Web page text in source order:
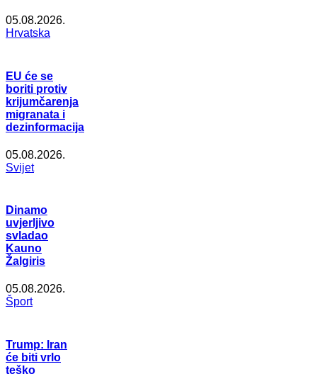
05.08.2026.
Hrvatska
EU će se
boriti protiv
krijumčarenja
migranata i
dezinformacija
05.08.2026.
Svijet
Dinamo
uvjerljivo
svladao
Kauno
Žalgiris
05.08.2026.
Šport
Trump: Iran
će biti vrlo
teško